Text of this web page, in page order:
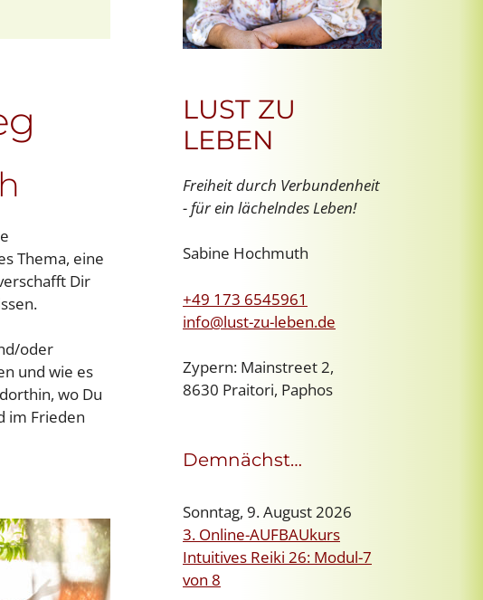
Thema, eine
Dir
oder
und wie es
wo Du
im Frieden
LUST ZU
LEBEN
Freiheit durch Verbundenheit
- für ein lächelndes Leben!
Sabine Hochmuth
+49 173 6545961
info@lust-zu-leben.de
Zypern: Mainstreet 2,
8630 Praitori, Paphos
Demnächst…
Sonntag, 9. August 2026
3. Online-AUFBAUkurs
Intuitives Reiki 26: Modul-7
von 8